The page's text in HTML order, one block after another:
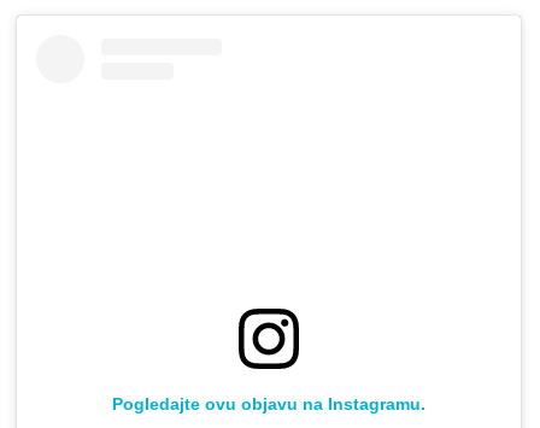
Pogledajte ovu objavu na Instagramu.